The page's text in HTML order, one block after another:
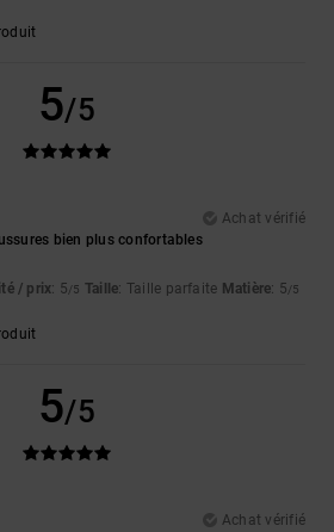
5/5
Achat vérifié
bien plus confortables
/ prix: 5/5 Taille: Taille parfaite Matière: 5/5
5/5
Achat vérifié